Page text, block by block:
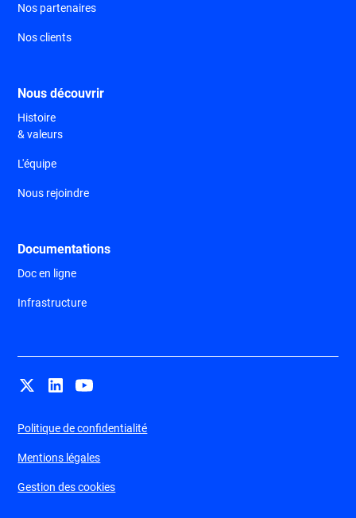
Nos partenaires
Nos clients
Nous découvrir
Histoire
& valeurs
L'équipe
Nous rejoindre
Documentations
Doc en ligne
Infrastructure
Politique de confidentialité
Mentions légales
Gestion des cookies